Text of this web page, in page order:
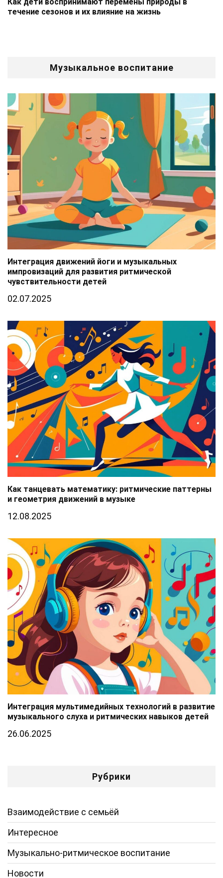
течение сезонов и их влияние на жизнь
Музыкальное воспитание
Интеграция движений йоги и музыкальных
импровизаций для развития ритмической
чувствительности детей
02.07.2025
Как танцевать математику: ритмические паттерны
и геометрия движений в музыке
12.08.2025
Интеграция мультимедийных технологий в развитие
музыкального слуха и ритмических навыков детей
26.06.2025
Рубрики
Взаимодействие с семьёй
Интересное
Музыкально-ритмическое воспитание
Новости